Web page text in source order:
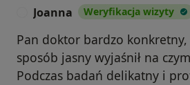
Joanna Weryfikacja wizyty
Pan doktor bardzo konkretny,
sposób jasny wyjaśnił na
Podczas badań delikatny i